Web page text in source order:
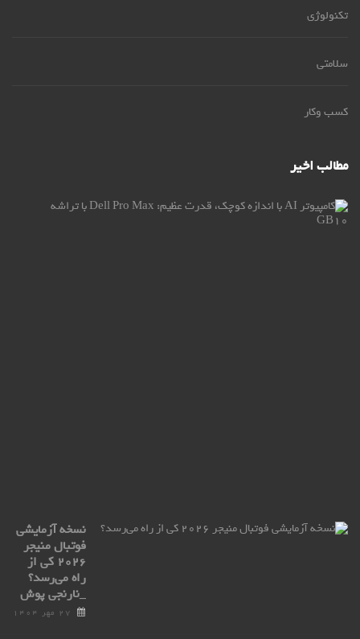
تکنولوژی
سلامتی
کسب وکار
مطالب اخیر
نسخه آزمایشی
فوتبال منیجر
۲۰۲۶ کی از
راه می‌رسد؟
_نارنجی پوش
۲۷ مهر ۱۴۰۴